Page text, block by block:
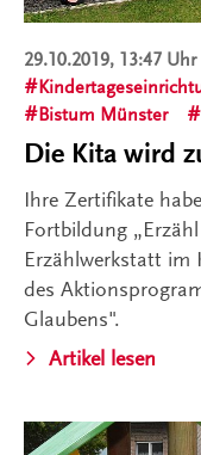
29.10.2019, 13:47 Uhr
Bistum Münster
Die Kita wird
Ihre Zertifikate
Fortbildung
Erzählwerkstatt im
des
Glaubens".
Artikel lesen